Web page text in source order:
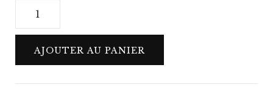
quantité
Alexandra
AJOUTER AU PANIER